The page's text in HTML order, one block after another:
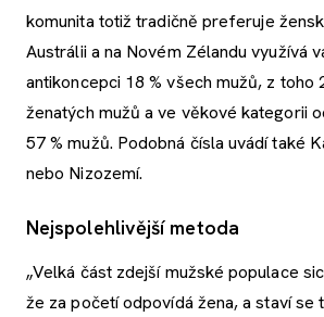
komunita totiž tradičně preferuje
Austrálii a na Novém Zélandu využívá
antikoncepci 18 % všech mužů, z toho
ženatých mužů a ve věkové kategorii
57 % mužů. Podobná čísla uvádí také
nebo Nizozemí.
Nejspolehlivější metoda
„Velká část zdejší mužské populace
že za početí odpovídá žena, a staví se